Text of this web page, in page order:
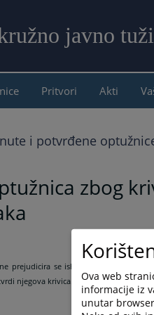
javno
Pritvori Akti
i potvrđene
zbog
prejudicira se ishod krivičnog
njegova krivica.”
Ova web
informacije iz
unutar